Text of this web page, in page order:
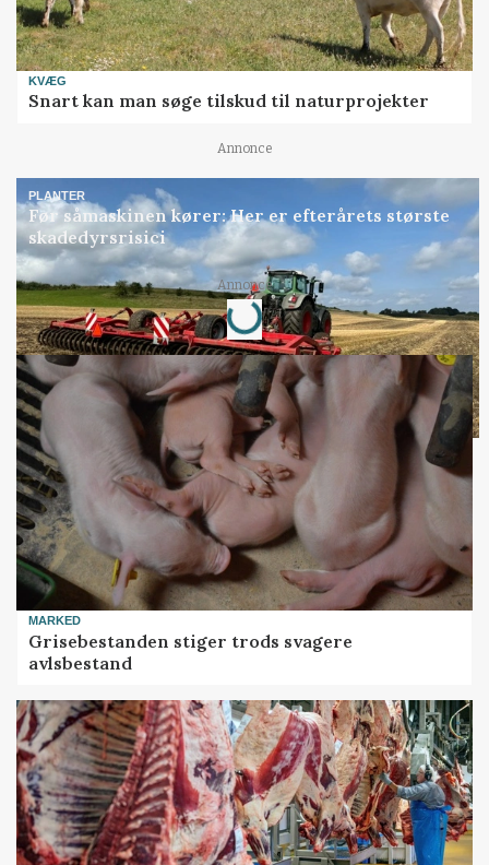
KVÆG
Snart kan man søge tilskud til naturprojekter
Annonce
PLANTER
Før såmaskinen kører: Her er efterårets største
skadedyrsrisici
Annonce
Loading...
MARKED
Grisebestanden stiger trods svagere
avlsbestand